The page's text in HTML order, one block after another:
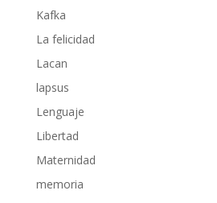
Kafka
La felicidad
Lacan
lapsus
Lenguaje
Libertad
Maternidad
memoria